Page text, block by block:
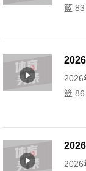
篮
山东
2026
篮
2026